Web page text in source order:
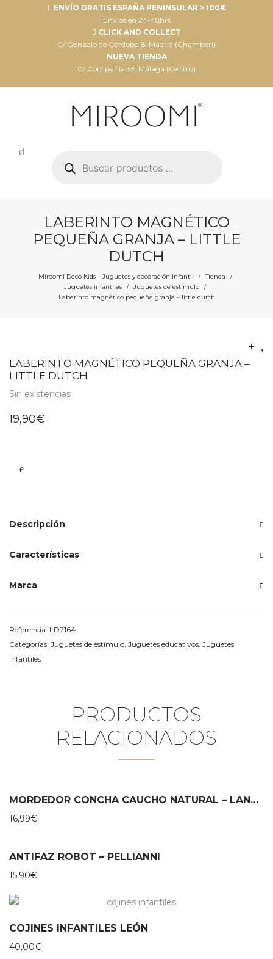
ENVÍO GRATIS ESPAÑA PENINSULAR > 100€
Envíos en 24-48hrs
CLICK AND COLLECT
C/ Gonzalo de Córdoba 8, Madrid (Chamberí)
NUEVA TIENDA
C/ Compañia 35, Málaga (Centro)
productos
LABERINTO MAGNÉTICO
PEQUEÑA GRANJA – LITTLE
DUTCH
Miroomi Deco Kids – Juguetes y decoración Infantil / Tienda /
Juguetes infantiles / Juguetes de estímulo /
Laberinto magnético pequeña granja – little dutch
LABERINTO MAGNÉTICO PEQUEÑA GRANJA –
LITTLE DUTCH
Sin existencias
19,90€
Descripción
Características
Marca
Referencia: LD7164
Categorías: Juguetes de estímulo Juguetes educativos Juguetes
infantiles
PRODUCTOS
RELACIONADOS
MORDEDOR CONCHA CAUCHO NATURAL – LANCO
16,99€
ANTIFAZ ROBOT – PELLIANNI
15,90€
COJINES INFANTILES LEÓN
40,00€